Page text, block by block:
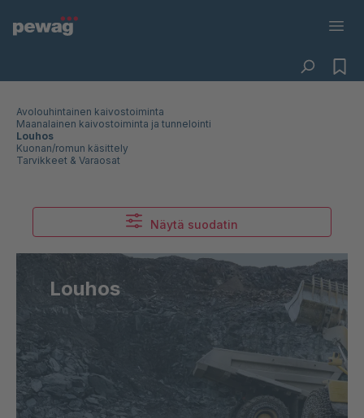
Avolouhintainen kaivostoiminta
Maanalainen kaivostoiminta ja tunnelointi
Louhos
Kuonan/romun käsittely
Tarvikkeet & Varaosat
Näytä suodatin
Louhos